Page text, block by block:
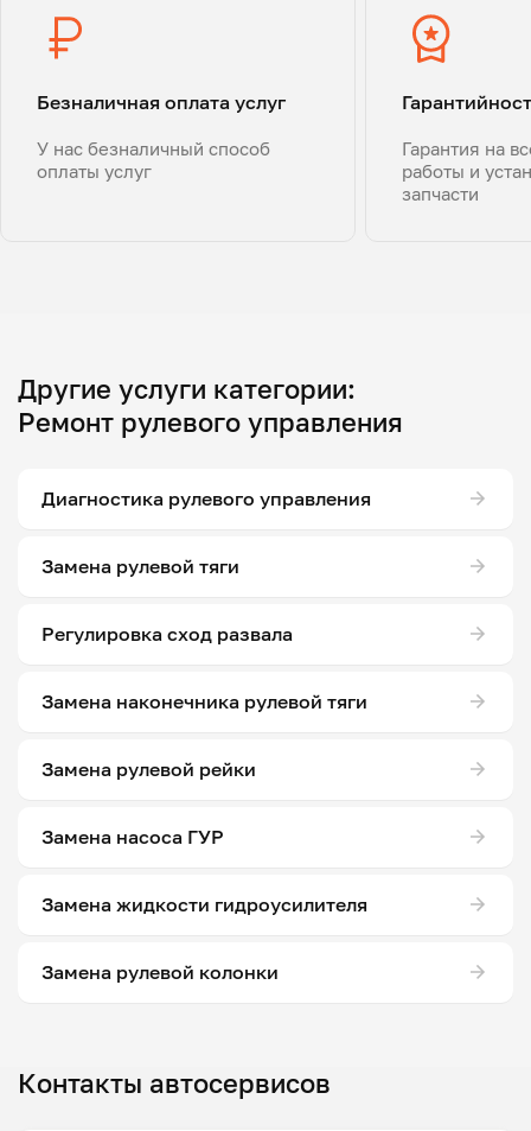
Безналичная оплата услуг
У нас безналичный способ
оплаты услуг
Гарантия на
работы и
запчасти
Другие услуги категории:
Ремонт рулевого управления
Диагностика рулевого управления
Замена рулевой тяги
Регулировка сход развала
Замена наконечника рулевой тяги
Замена рулевой рейки
Замена насоса ГУР
Замена жидкости гидроусилителя
Замена рулевой колонки
Контакты автосервисов